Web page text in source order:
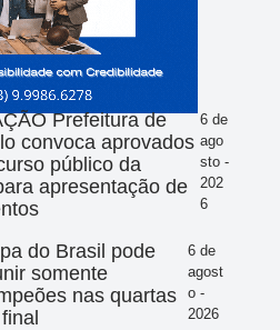
Prefeitura de
convoca aprovados
público da
apresentação de
6 de
ago
sto -
202
6
do Brasil pode
somente
nas quartas
6 de
agost
o -
2026